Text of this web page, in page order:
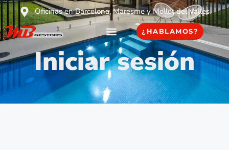
Oficinas en Barcelona, Maresme y Mollet del Vallès
¿HABLAMOS?
Iniciar sesión